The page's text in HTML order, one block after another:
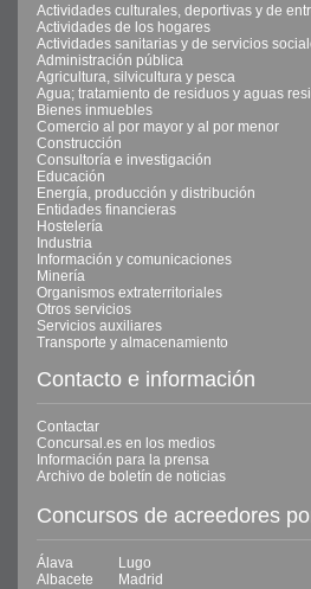
Actividades culturales, deportivas y de
Actividades de los hogares
Actividades sanitarias y de servicios
Administración pública
Agricultura, silvicultura y pesca
Agua; tratamiento de residuos y aguas
Bienes inmuebles
Comercio al por mayor y al por menor
Construcción
Consultoría e investigación
Educación
Energía, producción y distribución
Entidades financieras
Hostelería
Industria
Información y comunicaciones
Minería
Organismos extraterritoriales
Otros servicios
Servicios auxiliares
Transporte y almacenamiento
Contacto e información
Contactar
Concursal.es en los medios
Información para la prensa
Archivo de boletín de noticias
Concursos de acreedores
Álava
Lugo
Albacete
Madrid